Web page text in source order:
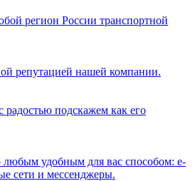
регион России транспортной
репутацией нашей компании.
подскажем как его
любым удобным для вас способом: e-
сети и мессенджеры.